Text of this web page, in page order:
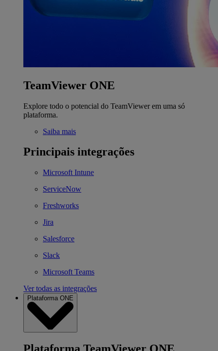
TeamViewer ONE
Explore todo o potencial do TeamViewer em uma só
plataforma.
Saiba mais
Principais integrações
Microsoft Intune
ServiceNow
Freshworks
Jira
Salesforce
Slack
Microsoft Teams
Ver todas as integrações
Plataforma ONE